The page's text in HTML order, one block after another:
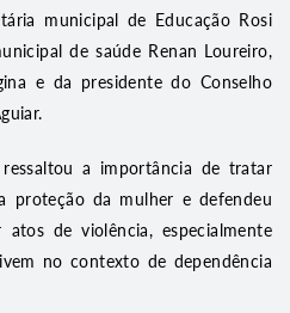
municipal de Educação Rosi
de saúde Renan Loureiro,
e da presidente do Conselho
a importância de tratar
proteção da mulher e defendeu
de violência, especialmente
no contexto de dependência